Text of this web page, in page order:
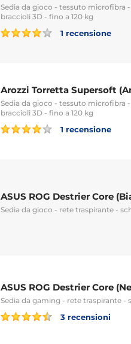
Sedia da gioco - tessuto microfibra -
braccioli 3D - fino a 120 kg
1 recensione
Arozzi Torretta Supersoft
Sedia da gioco - tessuto microfibra -
braccioli 3D - fino a 120 kg
1 recensione
ASUS ROG Destrier Core
Sedia da gioco - rete traspirante -
ASUS ROG Destrier Core
Sedia da gaming - rete traspirante -
3 recensioni